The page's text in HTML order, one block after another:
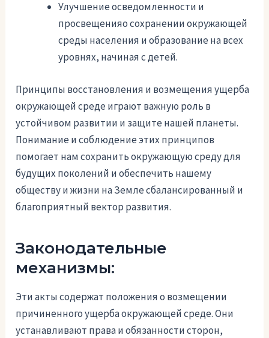
Улучшение осведомленности и
просвещенияо сохранении окружающей
среды населения и образование на всех
уровнях, начиная с детей.
Принципы восстановления и возмещения ущерба
окружающей среде играют важную роль в
устойчивом развитии и защите нашей планеты.
Понимание и соблюдение этих принципов
помогает нам сохранить окружающую среду для
будущих поколений и обеспечить нашему
обществу и жизни на Земле сбалансированный и
благоприятный вектор развития.
Законодательные
механизмы:
Эти акты содержат положения о возмещении
причиненного ущерба окружающей среде. Они
устанавливают права и обязанности сторон,